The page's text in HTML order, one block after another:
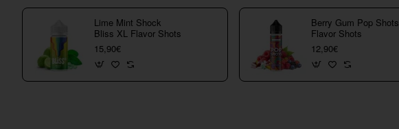
Lime Mint Shock
Bliss XL Flavor Shots
15,90€
Berry Gum Pop Shots
Flavor Shots
12,90€